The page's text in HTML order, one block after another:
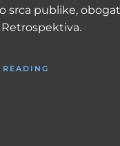
srca publike,
Retrospektiva.